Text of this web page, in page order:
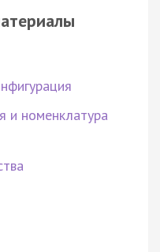
и номенклатура